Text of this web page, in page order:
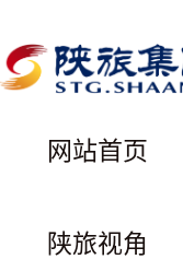
网站首页
陕旅视角